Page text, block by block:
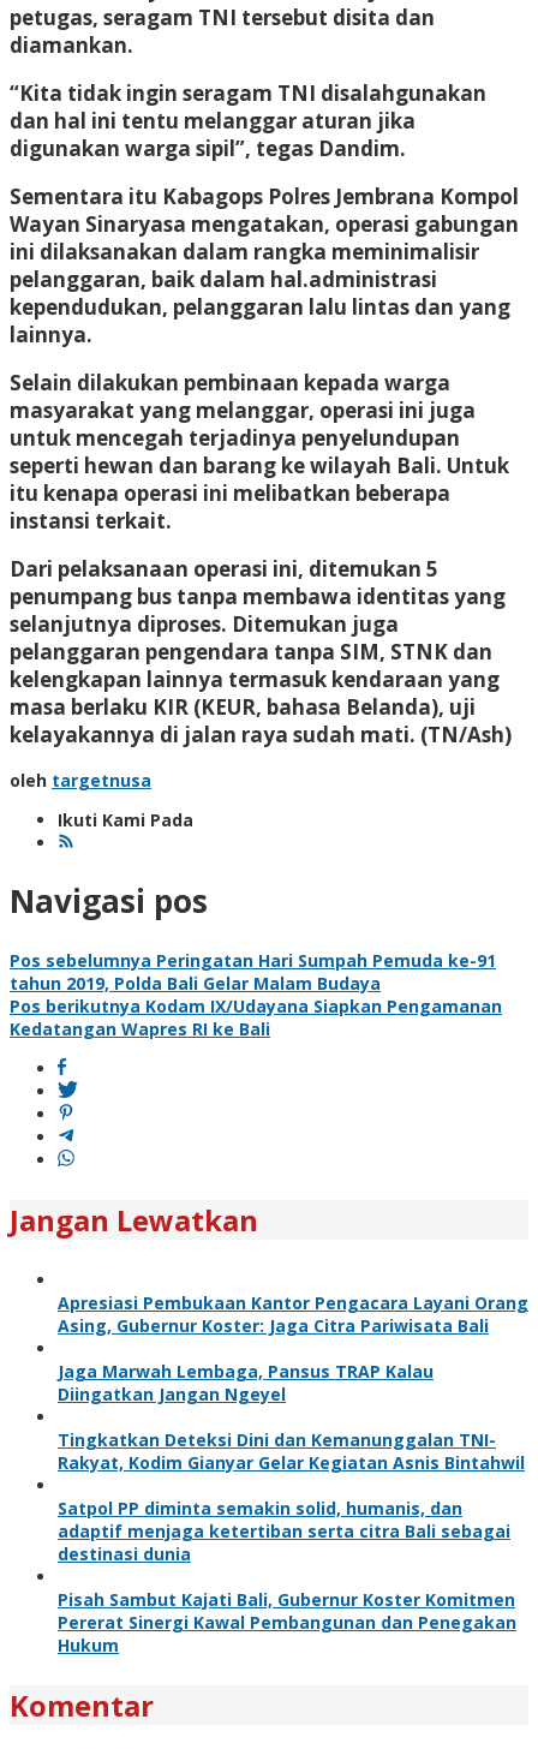
petugas, seragam TNI tersebut disita dan
diamankan.
“Kita tidak ingin seragam TNI disalahgunakan
dan hal ini tentu melanggar aturan jika
digunakan warga sipil”, tegas Dandim.
Sementara itu Kabagops Polres Jembrana Kompol
Wayan Sinaryasa mengatakan, operasi gabungan
ini dilaksanakan dalam rangka meminimalisir
pelanggaran, baik dalam hal.administrasi
kependudukan, pelanggaran lalu lintas dan yang
lainnya.
Selain dilakukan pembinaan kepada warga
masyarakat yang melanggar, operasi ini juga
untuk mencegah terjadinya penyelundupan
seperti hewan dan barang ke wilayah Bali. Untuk
itu kenapa operasi ini melibatkan beberapa
instansi terkait.
Dari pelaksanaan operasi ini, ditemukan 5
penumpang bus tanpa membawa identitas yang
selanjutnya diproses. Ditemukan juga
pelanggaran pengendara tanpa SIM, STNK dan
kelengkapan lainnya termasuk kendaraan yang
masa berlaku KIR (KEUR, bahasa Belanda), uji
kelayakannya di jalan raya sudah mati. (TN/Ash)
oleh targetnusa
Ikuti Kami Pada
Navigasi pos
Pos sebelumnya Peringatan Hari Sumpah Pemuda ke-91
tahun 2019, Polda Bali Gelar Malam Budaya
Pos berikutnya Kodam IX/Udayana Siapkan Pengamanan
Kedatangan Wapres RI ke Bali
Jangan Lewatkan
Apresiasi Pembukaan Kantor Pengacara Layani Orang
Asing, Gubernur Koster: Jaga Citra Pariwisata Bali
Jaga Marwah Lembaga, Pansus TRAP Kalau
Diingatkan Jangan Ngeyel
Tingkatkan Deteksi Dini dan Kemanunggalan TNI-
Rakyat, Kodim Gianyar Gelar Kegiatan Asnis Bintahwil
Satpol PP diminta semakin solid, humanis, dan
adaptif menjaga ketertiban serta citra Bali sebagai
destinasi dunia
Pisah Sambut Kajati Bali, Gubernur Koster Komitmen
Pererat Sinergi Kawal Pembangunan dan Penegakan
Hukum
Komentar